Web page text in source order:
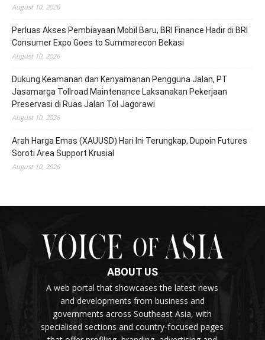
August 10, 2026
Perluas Akses Pembiayaan Mobil Baru, BRI Finance Hadir di BRI
Consumer Expo Goes to Summarecon Bekasi
August 10, 2026
Dukung Keamanan dan Kenyamanan Pengguna Jalan, PT
Jasamarga Tollroad Maintenance Laksanakan Pekerjaan
Preservasi di Ruas Jalan Tol Jagorawi
August 10, 2026
Arah Harga Emas (XAUUSD) Hari Ini Terungkap, Dupoin Futures
Soroti Area Support Krusial
August 10, 2026
ABOUT US
A web portal that showcases the latest news
and developments from business and
governments across Southeast Asia, with
specialised sections and country-focused pages